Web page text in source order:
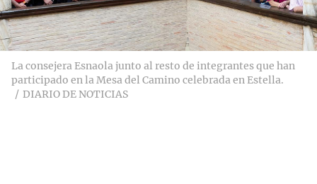
La consejera Esnaola junto al resto de integrantes que han
participado en la Mesa del Camino celebrada en Estella.
DIARIO DE NOTICIAS